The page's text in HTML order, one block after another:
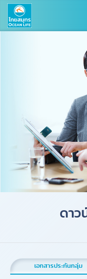
ดาว
เอกสารประกันกลุ่ม